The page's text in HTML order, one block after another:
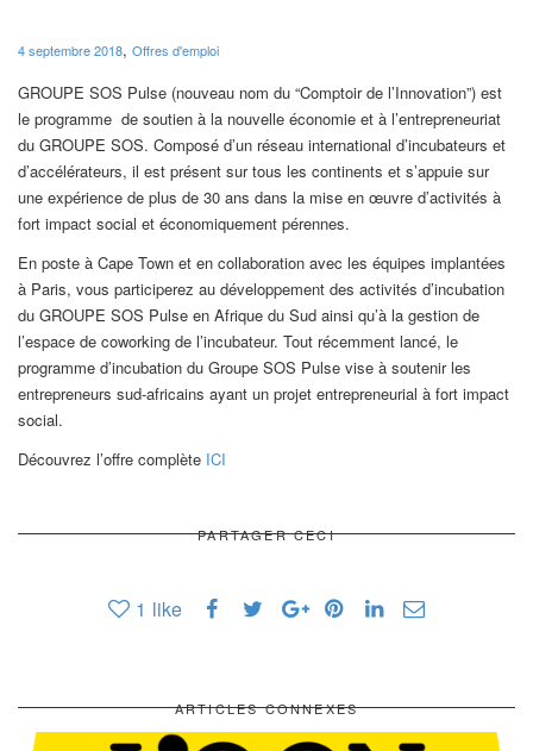
4 septembre 2018, Offres d'emploi
GROUPE SOS Pulse (nouveau nom du “Comptoir de l’Innovation”) est
le programme de soutien à la nouvelle économie et à l’entrepreneuriat
du GROUPE SOS. Composé d’un réseau international d’incubateurs et
d’accélérateurs, il est présent sur tous les continents et s’appuie sur
une expérience de plus de 30 ans dans la mise en œuvre d’activités à
fort impact social et économiquement pérennes.
En poste à Cape Town et en collaboration avec les équipes implantées
à Paris, vous participerez au développement des activités d’incubation
du GROUPE SOS Pulse en Afrique du Sud ainsi qu’à la gestion de
l’espace de coworking de l’incubateur. Tout récemment lancé, le
programme d’incubation du Groupe SOS Pulse vise à soutenir les
entrepreneurs sud-africains ayant un projet entrepreneurial à fort impact
social.
Découvrez l’offre complète ICI
PARTAGER CECI
1 like
ARTICLES CONNEXES